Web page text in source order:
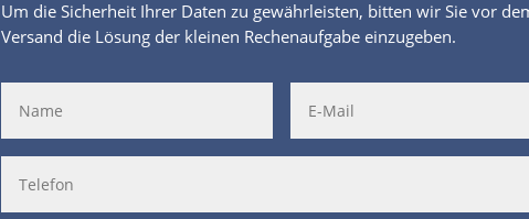
Um die Sicherheit Ihrer Daten zu gewährleisten, bitten wir Sie vor
Versand die Lösung der kleinen Rechenaufgabe einzugeben.